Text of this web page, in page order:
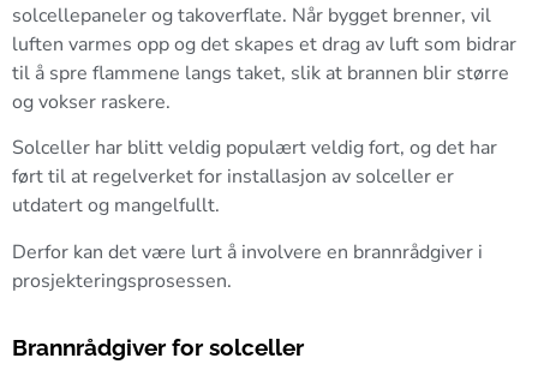
solcellepaneler og takoverflate. Når bygget brenner, vil
luften varmes opp og det skapes et drag av luft som bidrar
til å spre flammene langs taket, slik at brannen blir større
og vokser raskere.
Solceller har blitt veldig populært veldig fort, og det har
ført til at regelverket for installasjon av solceller er
utdatert og mangelfullt.
Derfor kan det være lurt å involvere en brannrådgiver i
prosjekteringsprosessen.
Brannrådgiver for solceller